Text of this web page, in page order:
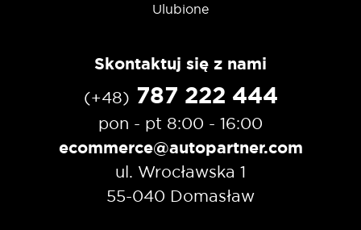
Ulubione
Skontaktuj się z nami
(+48) 787 222 444
pon - pt 8:00 - 16:00
ecommerce@autopartner.com
ul. Wrocławska 1
55-040 Domasław